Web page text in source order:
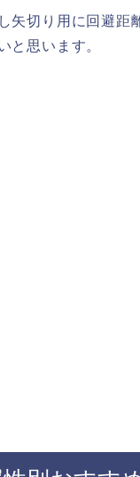
矢切り用に回避距
と思います。